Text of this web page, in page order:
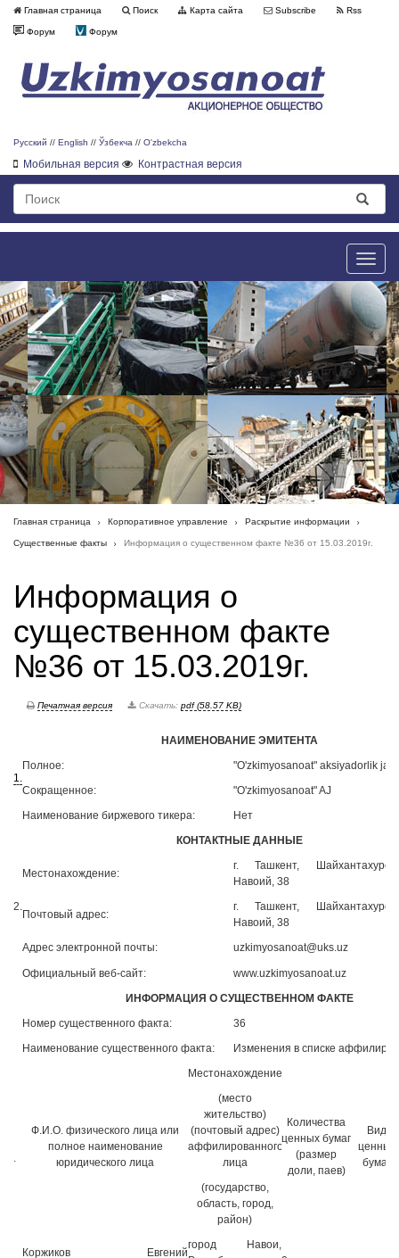
Главная страница Поиск Карта сайта Subscribe Rss
Форум Форум
Русский // English // Ўзбекча // O'zbekcha
Мобильная версия Контрастная версия
Toggle
Главная страница Корпоративное управление Раскрытие информации
Существенные факты Информация о существенном факте №36 от 15.03.2019г.
Информация о
существенном факте
№36 от 15.03.2019г.
Печатная версия Скачать: pdf (58.57 KB)
1.
НАИМЕНОВАНИЕ ЭМИТЕНТА
Полное:
"O'zkimyosanoat" aksiyadorlik
Сокращенное:
"O'zkimyosanoat" AJ
Наименование биржевого тикера:
Нет
2.
КОНТАКТНЫЕ ДАННЫЕ
Местонахождение:
г. Ташкент,
Навоий, 38
Почтовый адрес:
г. Ташкент,
Навоий, 38
Адрес электронной почты:
uzkimyosanoat@uks.uz
Официальный веб-сайт: www.uzkimyosanoat.uz
.
ИНФОРМАЦИЯ О СУЩЕСТВЕННОМ ФАКТЕ
Номер существенного факта:
36
Наименование существенного факта:
Изменения в списке
Ф.И.О. физического лица или
полное наименование
юридического лица
Местонахождение
(место
жительство)
(почтовый адрес)
аффилированного
лица
(государство,
область, город,
район)
Количества
ценных бумаг
(размер
доли, паев)
Вид
ценных
бумаг
Коржиков Евгений
город Навои,